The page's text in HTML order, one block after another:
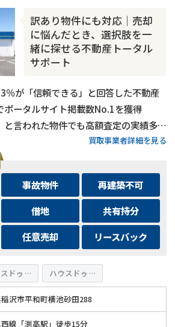
訳あり物件にも対応｜売却
に悩んだとき、選択肢を一
緒に探せる不動産トータル
サポート
が「信頼できる」と回答した不動産
ータルサイト掲載数No.1を獲得
言われた物件でも高額査定の実績多数
料で対応◆ご家族連れでも安心のキッズ
のご相談は24時間受付中
買取事業者詳細を見る
事故物件
再建築不可
借地
共有持分
任意売却 リースバック
ドゥ 愛西 ハウスドゥ 弥富・佐屋
沢市平和町横池砂田288
線「渕高駅」徒歩15分
却でお悩みならこちら
中》お電話繋がります
357